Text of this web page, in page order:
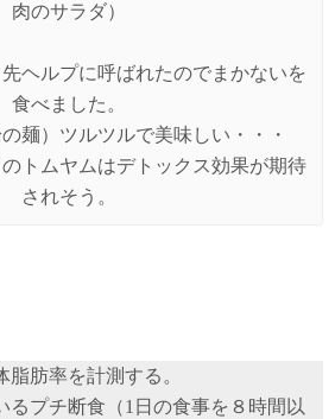
肉のサラダ）
ヘルプに呼ばれたのでまかないを
食べました。
麺）ツルツルで美味しい・・・
トムヤムはデトックス効果が期待
されそう。
肪率を計測する。
るプチ断食（1日の食事を８時間以